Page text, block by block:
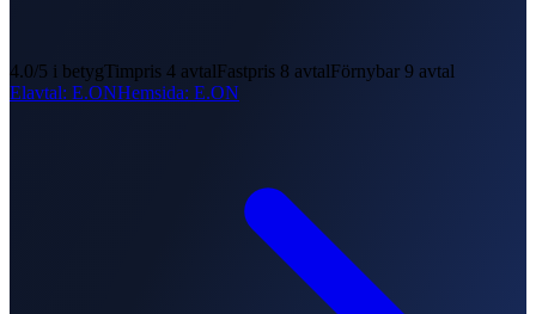
4.0/5 i betygTimpris 4 avtalFastpris 8 avtalFörnybar 9 avtal
Elavtal: E.ONHemsida: E.ON